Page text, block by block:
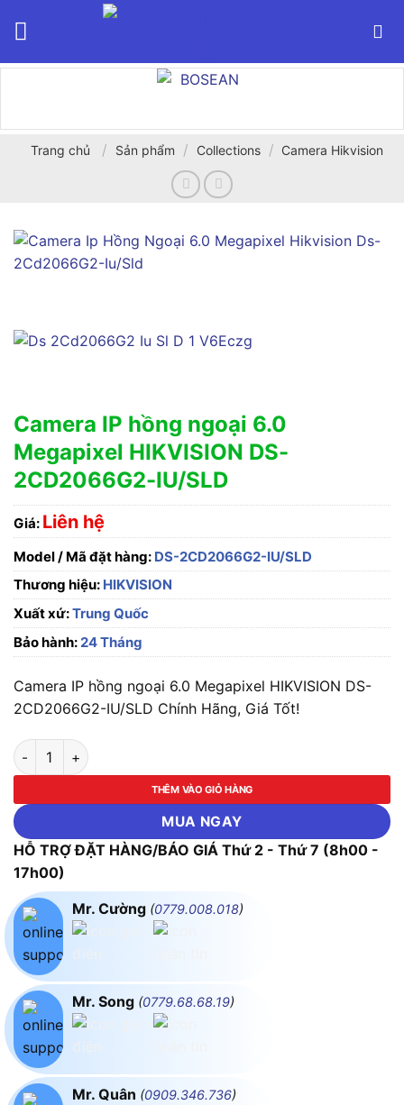
Trang chủ / Sản phẩm / Collections / Camera Hikvision
Camera IP hồng ngoại 6.0
Megapixel HIKVISION DS-
2CD2066G2-IU/SLD
Giá: Liên hệ
Model / Mã đặt hàng: DS-2CD2066G2-IU/SLD
Thương hiệu: HIKVISION
Xuất xứ:Trung Quốc
Bảo hành:24 Tháng
Camera IP hồng ngoại 6.0 Megapixel HIKVISION DS-
2CD2066G2-IU/SLD Chính Hãng, Giá Tốt!
Camera IP hồng ngoại 6.0 Megapixel HIKVISION DS-
THÊM VÀO GIỎ HÀNG
MUA NGAY
HỖ TRỢ ĐẶT HÀNG/BÁO GIÁ Thứ 2 - Thứ 7 (8h00 -
17h00)
Mr. Cường (0779.008.018)
Mr. Song (0779.68.68.19)
Mr. Quân (0909.346.736)